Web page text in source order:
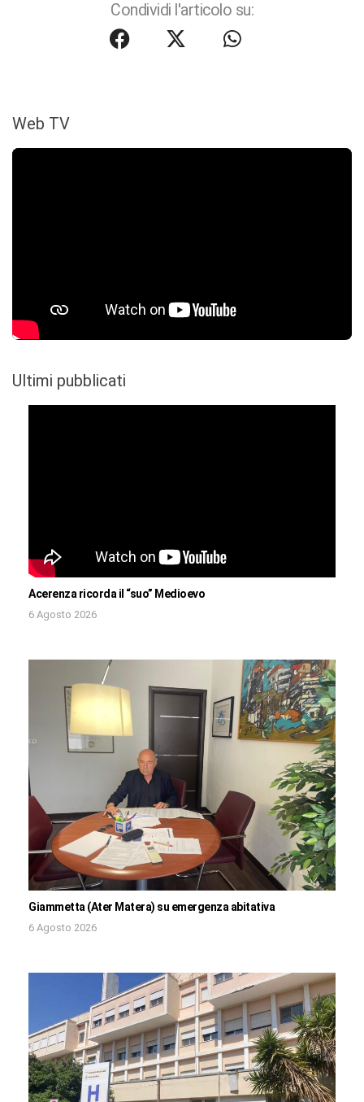
Condividi l'articolo su:
Web TV
Ultimi pubblicati
Acerenza ricorda il “suo” Medioevo
6 Agosto 2026
Giammetta (Ater Matera) su emergenza abitativa
6 Agosto 2026